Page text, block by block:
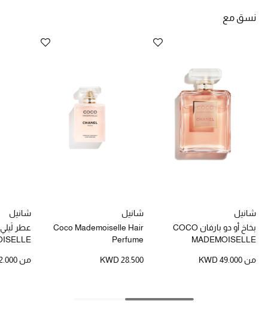
خصومات
ما وصلنا حديثاً
الموسم الجديد
حصريًا عبر الإنترنت
جميع إصدارتنا النسائية
تشكيلة المناسبات للنساء
نسق مع
شانيل
بخاخ أو دو بارفان COCO
MADEMOISELLE
منKWD 49.000
شانيل
Coco Mademoiselle Hair
Perfume
KWD 28.500
شانيل
من